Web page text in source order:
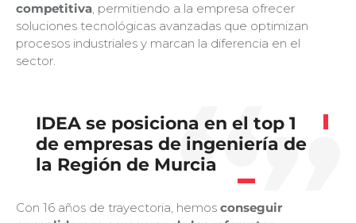
competitiva, permitiendo a la empresa ofrecer
soluciones tecnológicas avanzadas que optimizan
procesos industriales y marcan la diferencia en el
sector.
IDEA se posiciona en el top 1
de empresas de ingeniería de
la Región de Murcia
Con 16 años de trayectoria, hemos conseguir